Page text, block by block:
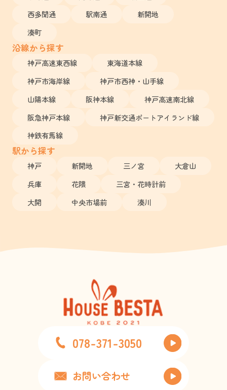
西多聞通
駅南通
新開地
湊町
沿線から探す
神戸高速東西線
東海道本線
神戸市海岸線
神戸市西神・山手線
山陽本線
阪神本線
神戸高速南北線
阪急神戸本線
神戸新交通ポートアイランド線
神鉄有馬線
駅から探す
神戸 新開地 三ノ宮
大倉山
兵庫
花隈
三宮・花時計前
大開
中央市場前 湊川
078-371-3050
お問い合わせ